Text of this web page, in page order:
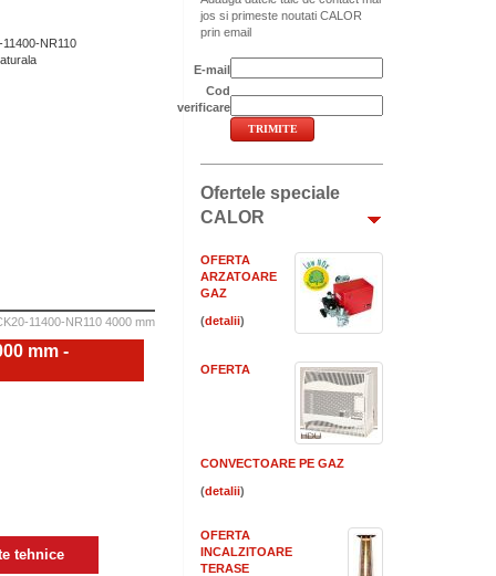
NR110
11400-NR110 4000 mm
mm -
tehnice
jos si primeste noutati CALOR
prin email
E-mail
Cod
verificare
Ofertele speciale
CALOR
OFERTA
ARZATOARE
GAZ
( )
OFERTA
CONVECTOARE PE GAZ
( )
OFERTA
INCALZITOARE
TERASE